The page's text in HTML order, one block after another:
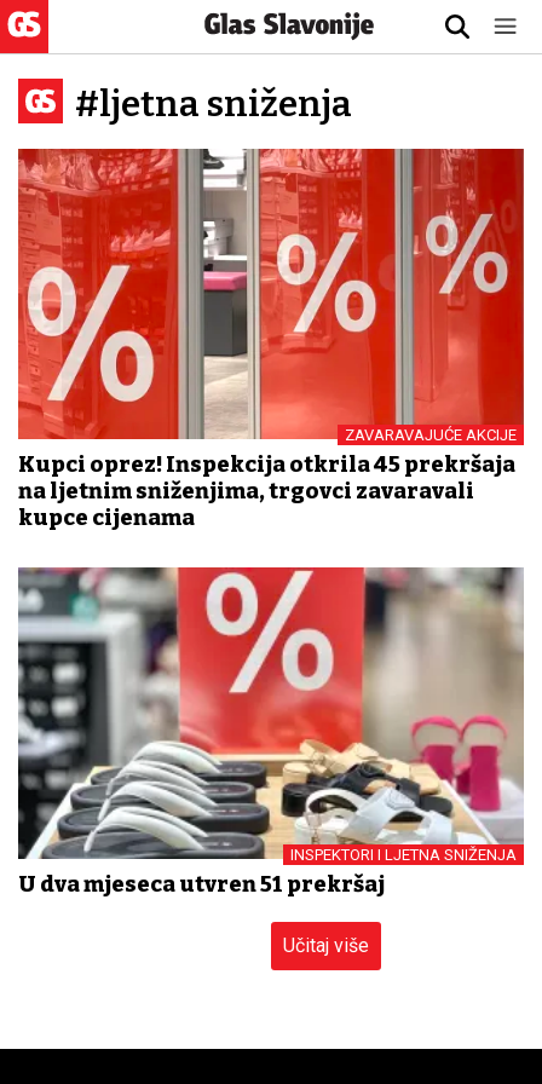
#ljetna sniženja
ZAVARAVAJUĆE AKCIJE
Kupci oprez! Inspekcija otkrila 45 prekršaja
na ljetnim sniženjima, trgovci zavaravali
kupce cijenama
INSPEKTORI I LJETNA SNIŽENJA
U dva mjeseca utvrđen 51 prekršaj
Učitaj više